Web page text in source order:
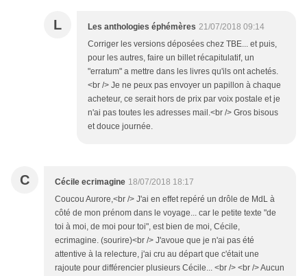
L Les anthologies éphémères 21/07/2018 09:14
Corriger les versions déposées chez TBE... et puis,
pour les autres, faire un billet récapitulatif, un
"erratum" a mettre dans les livres qu'ils ont achetés.
<br /> Je ne peux pas envoyer un papillon à chaque
acheteur, ce serait hors de prix par voix postale et je
n'ai pas toutes les adresses mail.<br /> Gros bisous
et douce journée.
C Cécile ecrimagine 18/07/2018 18:17
Coucou Aurore,<br /> J'ai en effet repéré un drôle de MdL à
côté de mon prénom dans le voyage... car le petite texte "de
toi à moi, de moi pour toi", est bien de moi, Cécile,
ecrimagine. (sourire)<br /> J'avoue que je n'ai pas été
attentive à la relecture, j'ai cru au départ que c'était une
rajoute pour différencier plusieurs Cécile... <br /> <br /> Aucun